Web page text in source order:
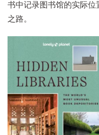
书中记录图书馆的实际
之路。